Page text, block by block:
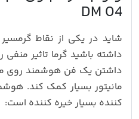
DM 04
شاید در یکی از نقاط
داشته باشید گرما تاثیر منفی
داشتن یک فن هوشمند روی
مانیتور بسیار کمک کند.
کننده بسیار خیره کننده است: